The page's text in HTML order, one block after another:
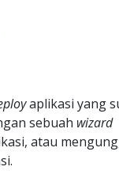
aplikasi yang
sebuah wizard
atau